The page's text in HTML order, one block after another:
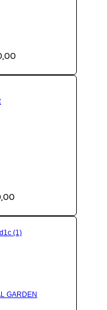
hasta
$ 114.600,00
GARDEN